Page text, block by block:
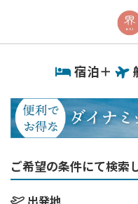
宿泊＋
ご希望の条件にて検索
出発地